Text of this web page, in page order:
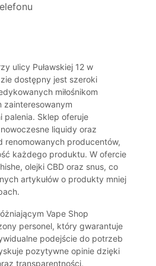
ulicy Puławskiej 12 w
dostępny jest szeroki
miłośnikom
zainteresowanym
palenia. Sklep oferuje
liquidy oraz
renomowanych producentów,
każdego produktu. W ofercie
olejki CBD oraz snus, co
artykułów o produkty mniej
Vape Shop
personel, który gwarantuje
podejście do potrzeb
pozytywne opinie dzięki
transparentności,